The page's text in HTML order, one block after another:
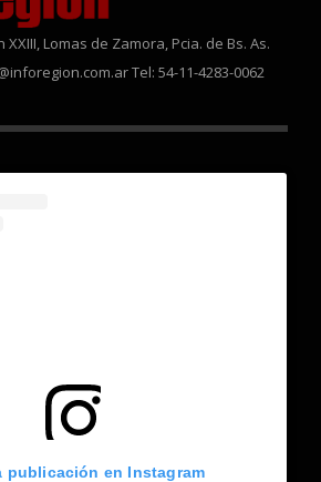
XXIII, Lomas de Zamora, Pcia. de Bs. As.
Tel: 54-11-4283-0062
publicación en Instagram